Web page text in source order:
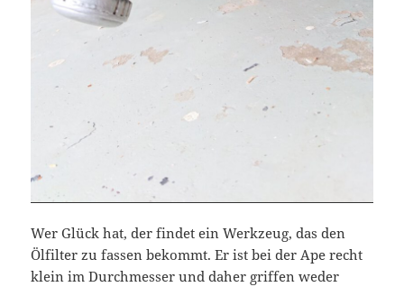
Wer Glück hat, der findet ein Werkzeug, das den
Ölfilter zu fassen bekommt. Er ist bei der Ape recht
klein im Durchmesser und daher griffen weder